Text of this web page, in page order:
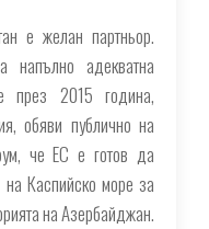
е желан партньор.
напълно адекватна
през 2015 година,
обяви публично на
че ЕС е готов да
Каспийско море за
на Азербайджан.